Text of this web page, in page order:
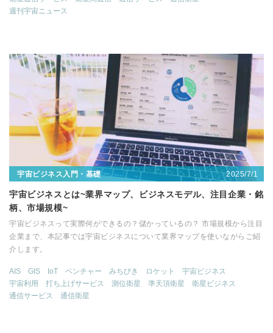
週刊宇宙ニュース
宇宙ビジネス入門・基礎 2025/7/1
宇宙ビジネスとは~業界マップ、ビジネスモデル、注目企業・銘
柄、市場規模~
宇宙ビジネスって実際何ができるの？儲かっているの？ 市場規模から注目
企業まで、本記事では宇宙ビジネスについて業界マップを使いながらご紹
介します。
AIS GIS IoT ベンチャー みちびき ロケット
宇宙ビジネス
宇宙利用
打ち上げサービス 測位衛星 準天頂衛星
衛星ビジネス
通信サービス
通信衛星